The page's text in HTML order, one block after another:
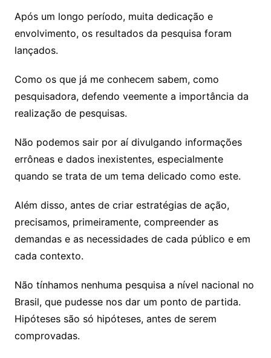
Após um longo período, muita dedicação e
envolvimento, os resultados da pesquisa foram
lançados.
Como os que já me conhecem sabem, como
pesquisadora, defendo veemente a importância da
realização de pesquisas.
Não podemos sair por aí divulgando informações
errôneas e dados inexistentes, especialmente
quando se trata de um tema delicado como este.
Além disso, antes de criar estratégias de ação,
precisamos, primeiramente, compreender as
demandas e as necessidades de cada público e em
cada contexto.
Não tínhamos nenhuma pesquisa a nível nacional no
Brasil, que pudesse nos dar um ponto de partida.
Hipóteses são só hipóteses, antes de serem
comprovadas.